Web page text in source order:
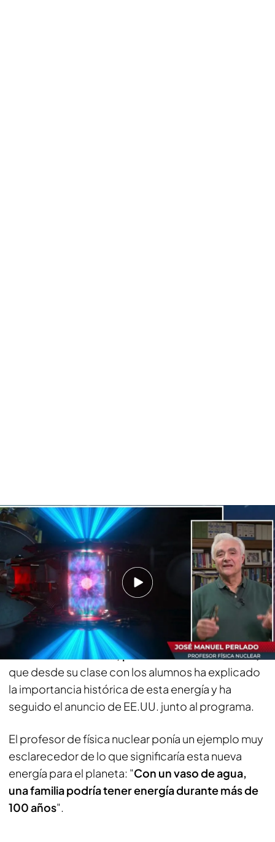
José Manuel Perlado, profesor de física nuclear
PUEDE INTERESARTE
María Oneto, reportera de 'TEM', atrapada en el
aeropuerto de Londres tras una gran nevada:
"Hemos dormido en el suelo"
‘Todo es mentira’ ha conectado
en directo con
José Manuel Perlado, profesor de física nuclear,
que desde su clase con los alumnos ha explicado
la importancia histórica de esta energía y ha
seguido el anuncio de EE.UU. junto al programa.
El profesor de física nuclear ponía un ejemplo muy
esclarecedor de lo que significaría esta nueva
energía para el planeta: "Con un vaso de agua,
una familia podría tener energía durante más de
100 años".